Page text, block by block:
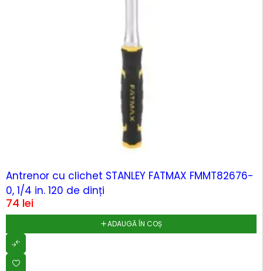
Antrenor cu clichet STANLEY FATMAX FMMT82676-
0, 1/4 in. 120 de dinți
74 lei
ADAUGĂ ÎN COȘ